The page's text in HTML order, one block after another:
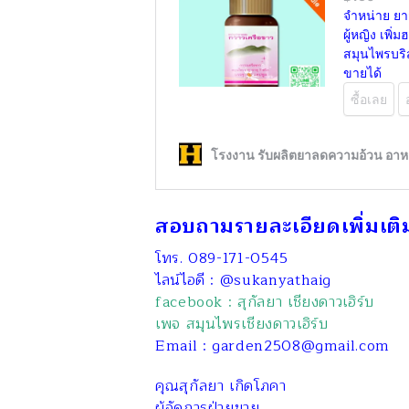
สอบถามรายละเอียดเพิ่มเ
โทร. 089-171-0545
ไลน์ไอดี : @sukanyathaig
facebook : สุกัลยา เชียงดาวเฮิร์บ
เพจ สมุนไพรเชียงดาวเฮิร์บ
Email : garden2508@gmail.com
คุณสุกัลยา เกิดโภคา